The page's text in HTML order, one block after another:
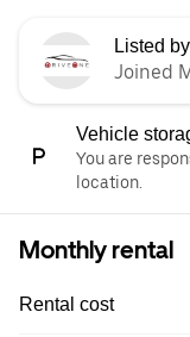
Listed by
Joined
Vehicle
You are
location.
Monthly rental
Rental cost